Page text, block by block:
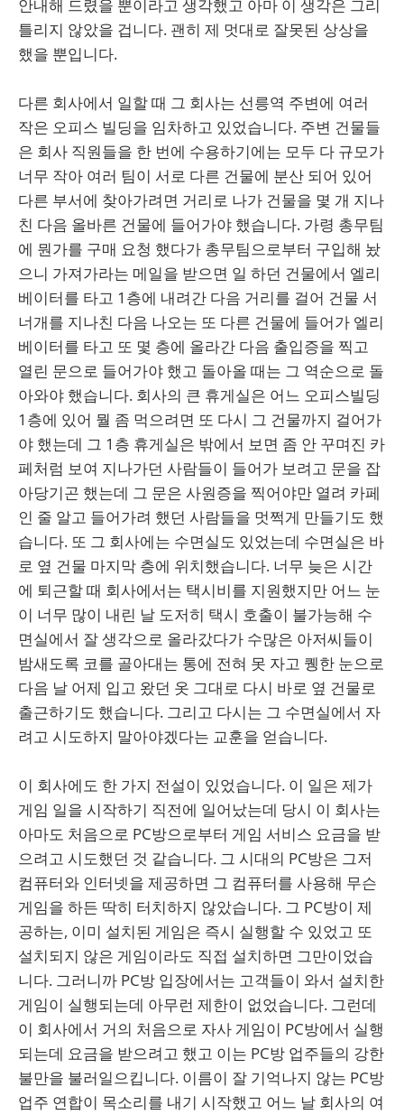
안내해 드렸을 뿐이라고 생각했고 아마 이 생각은 그리
틀리지 않았을 겁니다. 괜히 제 멋대로 잘못된 상상을
했을 뿐입니다.
다른 회사에서 일할 때 그 회사는 선릉역 주변에 여러
작은 오피스 빌딩을 임차하고 있었습니다. 주변 건물들
은 회사 직원들을 한 번에 수용하기에는 모두 다 규모가
너무 작아 여러 팀이 서로 다른 건물에 분산 되어 있어
다른 부서에 찾아가려면 거리로 나가 건물을 몇 개 지나
친 다음 올바른 건물에 들어가야 했습니다. 가령 총무팀
에 뭔가를 구매 요청 했다가 총무팀으로부터 구입해 놨
으니 가져가라는 메일을 받으면 일 하던 건물에서 엘리
베이터를 타고 1층에 내려간 다음 거리를 걸어 건물 서
너개를 지나친 다음 나오는 또 다른 건물에 들어가 엘리
베이터를 타고 또 몇 층에 올라간 다음 출입증을 찍고
열린 문으로 들어가야 했고 돌아올 때는 그 역순으로 돌
아와야 했습니다. 회사의 큰 휴게실은 어느 오피스빌딩
1층에 있어 뭘 좀 먹으려면 또 다시 그 건물까지 걸어가
야 했는데 그 1층 휴게실은 밖에서 보면 좀 안 꾸며진 카
페처럼 보여 지나가던 사람들이 들어가 보려고 문을 잡
아당기곤 했는데 그 문은 사원증을 찍어야만 열려 카페
인 줄 알고 들어가려 했던 사람들을 멋쩍게 만들기도 했
습니다. 또 그 회사에는 수면실도 있었는데 수면실은 바
로 옆 건물 마지막 층에 위치했습니다. 너무 늦은 시간
에 퇴근할 때 회사에서는 택시비를 지원했지만 어느 눈
이 너무 많이 내린 날 도저히 택시 호출이 불가능해 수
면실에서 잘 생각으로 올라갔다가 수많은 아저씨들이
밤새도록 코를 골아대는 통에 전혀 못 자고 퀭한 눈으로
다음 날 어제 입고 왔던 옷 그대로 다시 바로 옆 건물로
출근하기도 했습니다. 그리고 다시는 그 수면실에서 자
려고 시도하지 말아야겠다는 교훈을 얻습니다.
이 회사에도 한 가지 전설이 있었습니다. 이 일은 제가
게임 일을 시작하기 직전에 일어났는데 당시 이 회사는
아마도 처음으로 PC방으로부터 게임 서비스 요금을 받
으려고 시도했던 것 같습니다. 그 시대의 PC방은 그저
컴퓨터와 인터넷을 제공하면 그 컴퓨터를 사용해 무슨
게임을 하든 딱히 터치하지 않았습니다. 그 PC방이 제
공하는, 이미 설치된 게임은 즉시 실행할 수 있었고 또
설치되지 않은 게임이라도 직접 설치하면 그만이었습
니다. 그러니까 PC방 입장에서는 고객들이 와서 설치한
게임이 실행되는데 아무런 제한이 없었습니다. 그런데
이 회사에서 거의 처음으로 자사 게임이 PC방에서 실행
되는데 요금을 받으려고 했고 이는 PC방 업주들의 강한
불만을 불러일으킵니다. 이름이 잘 기억나지 않는 PC방
업주 연합이 목소리를 내기 시작했고 어느 날 회사의 여